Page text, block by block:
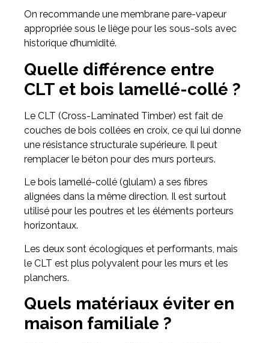
On recommande une membrane pare-vapeur
appropriée sous le liège pour les sous-sols avec
historique d’humidité.
Quelle différence entre
CLT et bois lamellé-collé ?
Le CLT (Cross-Laminated Timber) est fait de
couches de bois collées en croix, ce qui lui donne
une résistance structurale supérieure. Il peut
remplacer le béton pour des murs porteurs.
Le bois lamellé-collé (glulam) a ses fibres
alignées dans la même direction. Il est surtout
utilisé pour les poutres et les éléments porteurs
horizontaux.
Les deux sont écologiques et performants, mais
le CLT est plus polyvalent pour les murs et les
planchers.
Quels matériaux éviter en
maison familiale ?